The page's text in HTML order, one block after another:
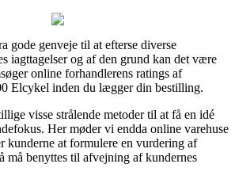
gode genveje til at efterse diverse
iagttagelser og af den grund kan det være
online forhandlerens ratings af
Elcykel inden du lægger din bestilling.
visse strålende metoder til at få en idé
Her møder vi endda online varehuse
kunderne at formulere en vurdering af
må benyttes til afvejning af kundernes